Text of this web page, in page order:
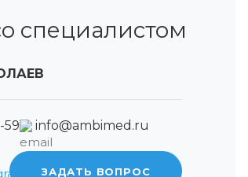
специалистом
59 info@ambimed.ru
ЗАДАТЬ ВОПРОС